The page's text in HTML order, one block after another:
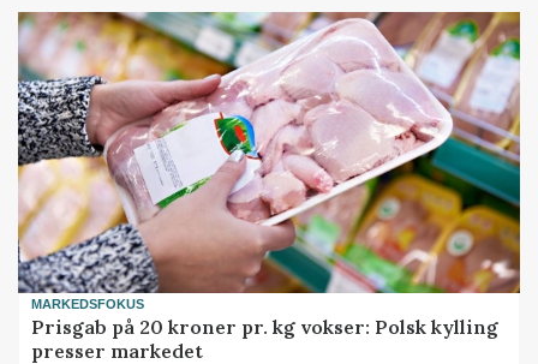
MARKEDSFOKUS
Prisgab på 20 kroner pr. kg vokser: Polsk kylling
presser markedet